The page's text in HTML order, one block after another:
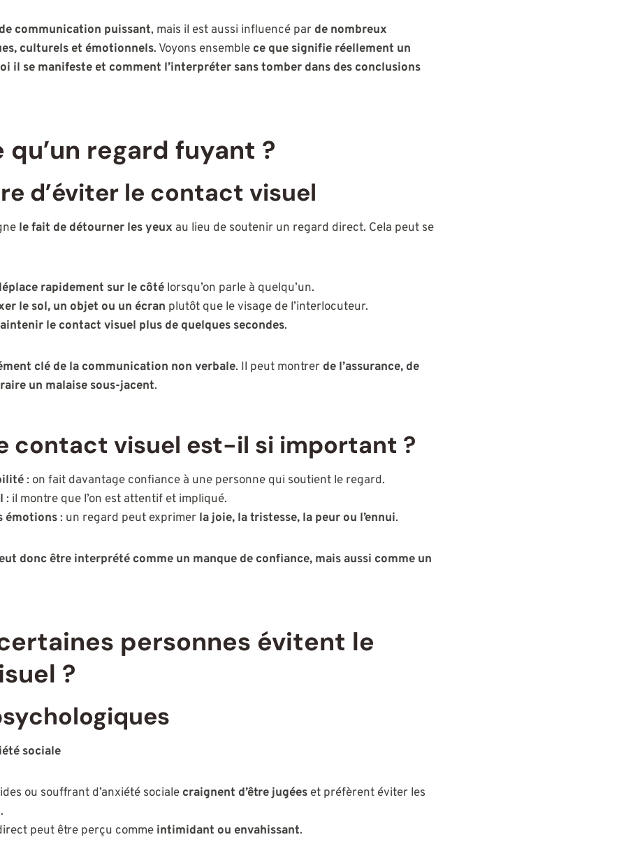
communication puissant, mais il est aussi influencé par de nombreux
culturels et émotionnels. Voyons ensemble ce que signifie réellement un
il se manifeste et comment l’interpréter sans tomber dans des conclusions
qu’un regard fuyant ?
d’éviter le contact visuel
le fait de détourner les yeux au lieu de soutenir un regard direct. Cela peut se
rapidement sur le côté lorsqu’on parle à quelqu’un.
le sol, un objet ou un écran plutôt que le visage de l’interlocuteur.
le contact visuel plus de quelques secondes.
clé de la communication non verbale. Il peut montrer de l’assurance, de
un malaise sous-jacent.
contact visuel est-il si important ?
: on fait davantage confiance à une personne qui soutient le regard.
: il montre que l’on est attentif et impliqué.
émotions: un regard peut exprimer la joie, la tristesse, la peur ou l’ennui.
donc être interprété comme un manque de confiance, mais aussi comme un
personnes évitent le
?
sociale
ou souffrant d’anxiété sociale craignent d’être jugées et préfèrent éviter les
peut être perçu comme intimidant ou envahissant.